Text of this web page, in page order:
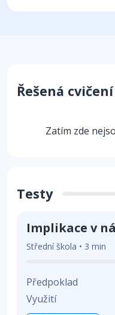
Řešená cvičení
Zatím zde
Testy
Implikace v
Střední škola • 3 min
Předpoklad
Využití